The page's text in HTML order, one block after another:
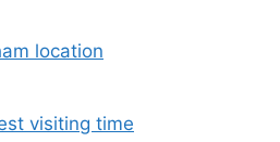
location
visiting time